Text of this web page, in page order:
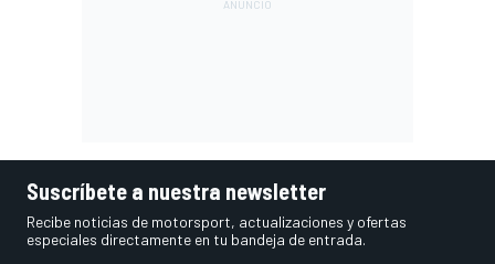
Suscríbete a nuestra newsletter
Recibe noticias de motorsport, actualizaciones y ofertas
especiales directamente en tu bandeja de entrada.